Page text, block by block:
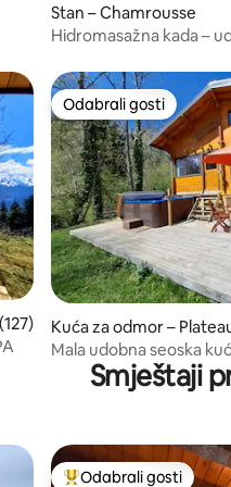
Stan – Chamrousse
Hidromasažna kada –
ocjena: 4,85/5, recenzija:
Odabrali gosti
Odabrali gosti
Kuća za odmor –
s-Petites-Roches
Mala udobna seoska
kadom.Smještaji
Odabrali gosti